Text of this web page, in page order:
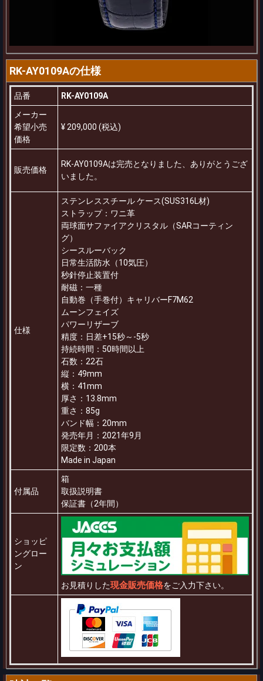
RK-AY0109Aの仕様
品番
RK-AY0109A
メーカー
希望小売
価格
¥ 209,000 (税込)
販売価格
RK-AY0109Aは完売となりました、ありがとうござ
いました。
仕様
ステンレススチール ケース(SUS316L材)
ストラップ：ワニ革
両球面サファイアクリスタル（SARコーティン
グ）
シースルーバック
日常生活防水（10気圧）
秒針停止装置付
耐磁：一種
自動巻（手巻付）キャリバーF7M62
ムーンフェイズ
パワーリザーブ
精度：日差+15秒～-5秒
持続時間：50時間以上
石数：22石
縦：49mm
横：41mm
厚さ：13.8mm
重さ：85g
バンド幅：20mm
発売年月：2021年9月
限定数：200本
Made in Japan
付属品
箱
取扱説明書
保証書（2年間）
ショッピ
ングロー
ン
お見積りした現金販売価格をご入力下さい。